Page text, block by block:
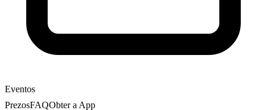
Eventos
PrezosFAQObter a App